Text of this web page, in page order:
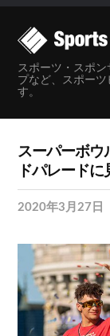
スポーツ・スポ
プなど、スポー
す。
スーパーボウ
ドパレード
2020年3月27